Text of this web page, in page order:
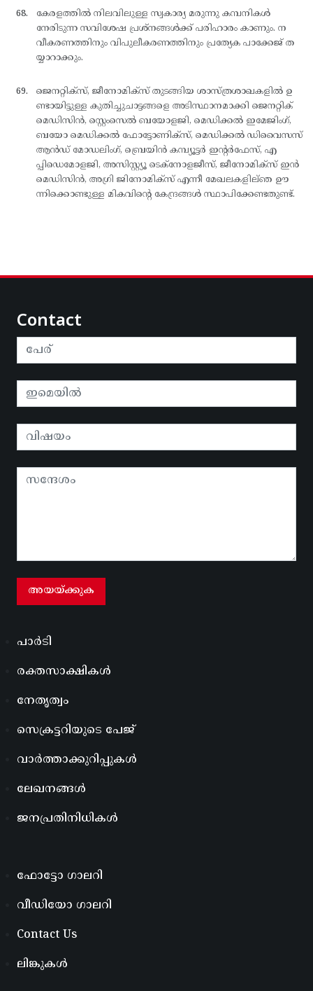
കേരളത്തില്‍ നിലവിലുള്ള സ്വകാര്യ മരുന്നു കമ്പനികള്‍
നേരിടുന്ന സവിശേഷ പ്രശ്നങ്ങള്‍ക്ക് പരിഹാരം കാണും. ന
വീകരണത്തിനും വിപുലീകരണത്തിനും പ്രത്യേക പാക്കേജ് ത
യ്യാറാക്കും.
ജെനറ്റിക്സ്, ജീനോമിക്സ് തുടങ്ങിയ ശാസ്ത്രശാഖകളില്‍ ഉ
ണ്ടായിട്ടുള്ള കുതിച്ചുചാട്ടങ്ങളെ അടിസ്ഥാനമാക്കി ജെനറ്റിക്
മെഡിസിന്‍, സ്റ്റെംസെല്‍ ബയോളജി, മെഡിക്കല്‍ ഇമേജിംഗ്,
ബയോ മെഡിക്കല്‍ ഫോട്ടോണിക്സ്, മെഡിക്കല്‍ ഡിവൈസസ്
ആന്‍ഡ് മോഡലിംഗ്, ബ്രെയിന്‍ കമ്പ്യൂട്ടര്‍ ഇന്റര്‍ഫേസ്, എ
പ്പിഡെമോളജി, അസിസ്റ്റ്യൂ ടെക്നോളജീസ്, ജീനോമിക്സ് ഇന്‍
മെഡിസിന്‍, അഗ്രി ജിനോമിക്സ് എന്നീ മേഖലകളില്ഞ ഊ
ന്നിക്കൊണ്ടുള്ള മികവിന്റെ കേന്ദ്രങ്ങള്‍ സ്ഥാപിക്കേണ്ടതുണ്ട്.
Contact
പാർടി
രക്തസാക്ഷികൾ
നേതൃത്വം
സെക്രട്ടറിയുടെ പേജ്
വാർത്താക്കുറിപ്പുകൾ
ലേഖനങ്ങൾ
ജനപ്രതിനിധികൾ
ഫോട്ടോ ഗാലറി
വീഡിയോ ഗാലറി
Contact Us
ലിങ്കുകൾ